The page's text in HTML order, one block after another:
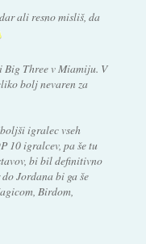
ali resno misliš, da
Three v Miamiju. V
bolj nevaren za
igralec vseh
10 igralcev, pa še tu
bi bil definitivno
Jordana bi ga še
Birdom,